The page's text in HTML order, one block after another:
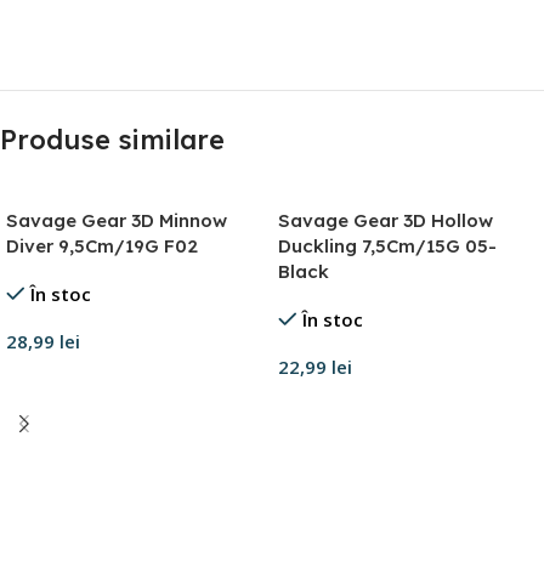
Produse similare
Savage Gear 3D Minnow
Diver 9,5Cm/19G F02
În stoc
28,99 lei
Savage Gear 3D Hollow
Duckling 7,5Cm/15G 05-
Black
În stoc
22,99 lei